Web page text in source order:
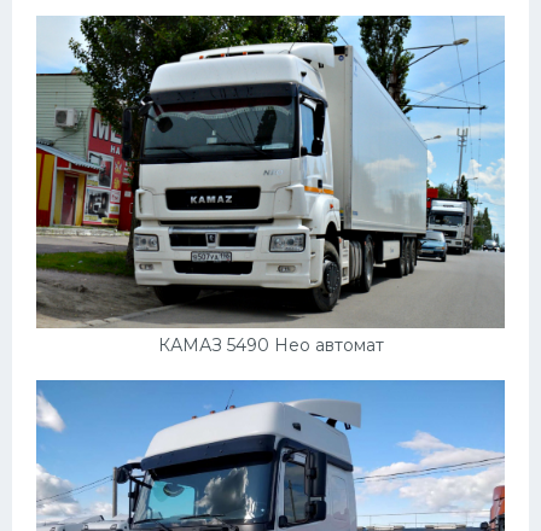
КАМАЗ 5490 Нео автомат